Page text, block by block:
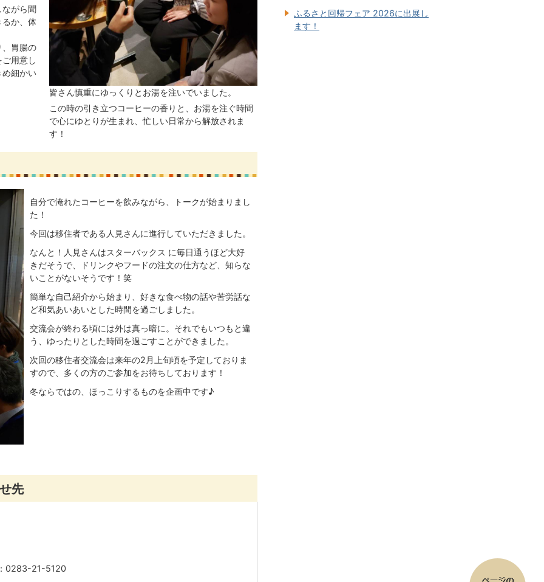
ながら聞
るか、体
、胃腸の
用意し
め細かい
皆さん慎重にゆっくりとお湯を注いでいました。
この時の引き立つコーヒーの香りと、お湯を注ぐ時間
で心にゆとりが生まれ、忙しい日常から解放されま
す！
自分で淹れたコーヒーを飲みながら、トークが始まりまし
た！
今回は移住者である人見さんに進行していただきました。
なんと！人見さんはスターバックス に毎日通うほど大好
きだそうで、ドリンクやフードの注文の仕方など、知らな
いことがないそうです！笑
簡単な自己紹介から始まり、好きな食べ物の話や苦労話な
ど和気あいあいとした時間を過ごしました。
交流会が終わる頃には外は真っ暗に。それでもいつもと違
う、ゆったりとした時間を過ごすことができました。
次回の移住者交流会は来年の2月上旬頃を予定しておりま
すので、多くの方のご参加をお待ちしております！
冬ならではの、ほっこりするものを企画中です♪
先
0283-21-5120
ふるさと回帰フェア 2026に出展し
ます！